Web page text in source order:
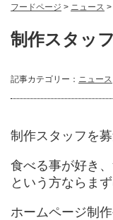
フードページ > ニュース >
制作スタッ
記事カテゴリー： ニュース
制作スタッフを
食べる事が好き
という方ならま
ホームページ制